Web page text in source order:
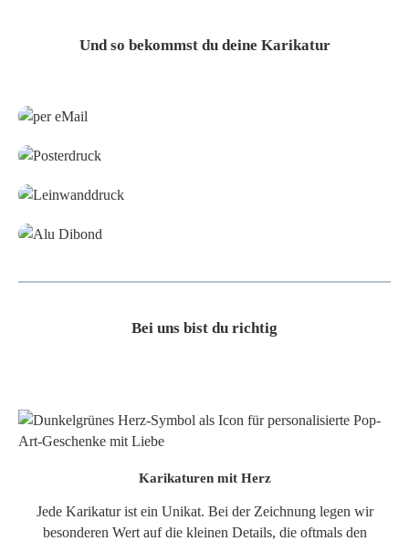
Und so bekommst du deine Karikatur
Bei uns bist du richtig
Karikaturen mit Herz
Jede Karikatur ist ein Unikat. Bei der Zeichnung legen wir
besonderen Wert auf die kleinen Details, die oftmals den